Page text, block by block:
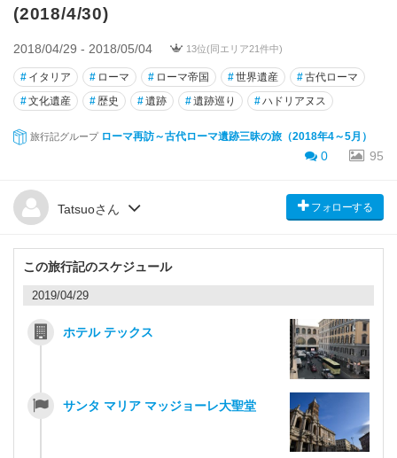
(2018/4/30)
2018/04/29 - 2018/05/04 13位(同エリア21件中)
# イタリア # ローマ # ローマ帝国 #世界遺産 #古代ローマ
#文化遺産 #歴史 #遺跡 #遺跡巡り #ハドリアヌス
旅行記グループ ローマ再訪～古代ローマ遺跡三昧の旅（2018年4～5月）
0 95
Tatsuoさん フォローする
この旅行記のスケジュール
2019/04/29
ホテル テックス
サンタ マリア マッジョーレ大聖堂